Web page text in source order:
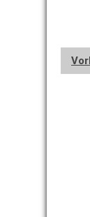
der